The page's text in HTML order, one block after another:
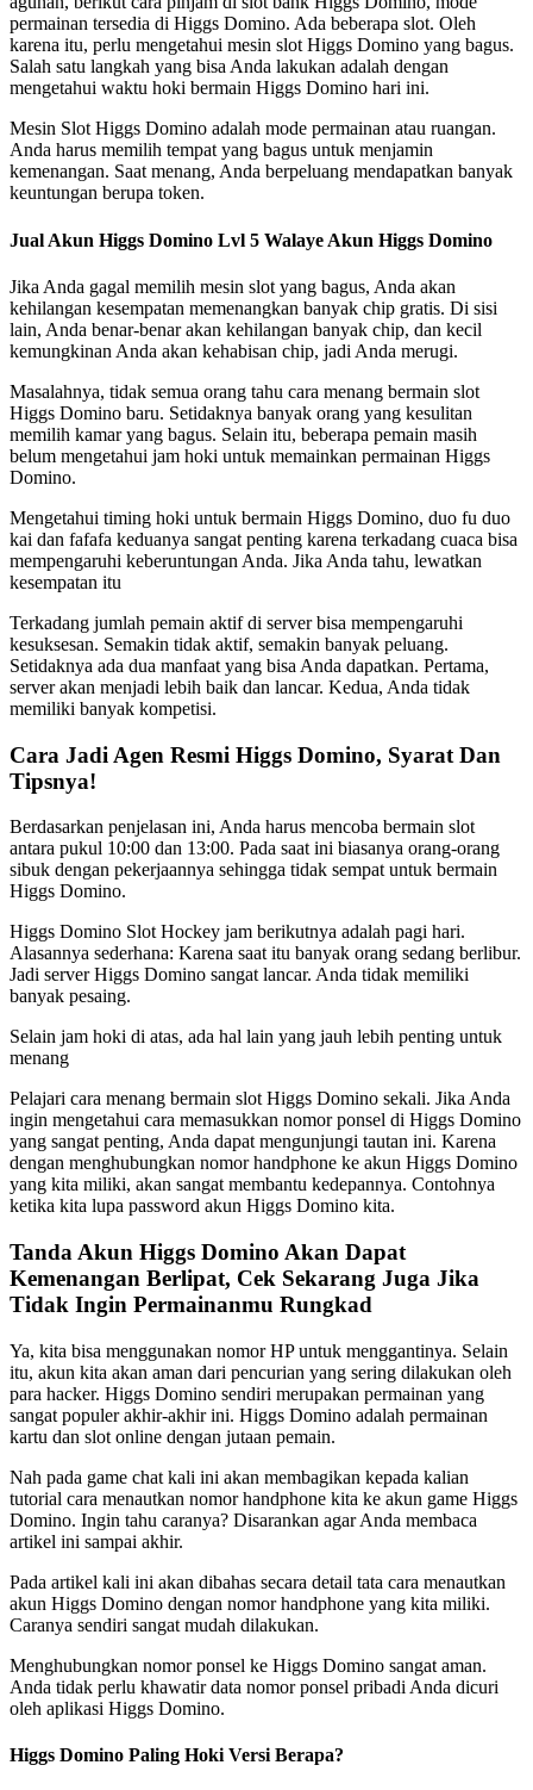
permainan tersedia di Higgs Domino. Ada beberapa slot. Oleh
karena itu, perlu mengetahui mesin slot Higgs Domino yang bagus.
Salah satu langkah yang bisa Anda lakukan adalah dengan
mengetahui waktu hoki bermain Higgs Domino hari ini.
Mesin Slot Higgs Domino adalah mode permainan atau ruangan.
Anda harus memilih tempat yang bagus untuk menjamin
kemenangan. Saat menang, Anda berpeluang mendapatkan banyak
keuntungan berupa token.
Jual Akun Higgs Domino Lvl 5 Walaye Akun Higgs Domino
Jika Anda gagal memilih mesin slot yang bagus, Anda akan
kehilangan kesempatan memenangkan banyak chip gratis. Di sisi
lain, Anda benar-benar akan kehilangan banyak chip, dan kecil
kemungkinan Anda akan kehabisan chip, jadi Anda merugi.
Masalahnya, tidak semua orang tahu cara menang bermain slot
Higgs Domino baru. Setidaknya banyak orang yang kesulitan
memilih kamar yang bagus. Selain itu, beberapa pemain masih
belum mengetahui jam hoki untuk memainkan permainan Higgs
Domino.
Mengetahui timing hoki untuk bermain Higgs Domino, duo fu duo
kai dan fafafa keduanya sangat penting karena terkadang cuaca bisa
mempengaruhi keberuntungan Anda. Jika Anda tahu, lewatkan
kesempatan itu
Terkadang jumlah pemain aktif di server bisa mempengaruhi
kesuksesan. Semakin tidak aktif, semakin banyak peluang.
Setidaknya ada dua manfaat yang bisa Anda dapatkan. Pertama,
server akan menjadi lebih baik dan lancar. Kedua, Anda tidak
memiliki banyak kompetisi.
Cara Jadi Agen Resmi Higgs Domino, Syarat Dan
Tipsnya!
Berdasarkan penjelasan ini, Anda harus mencoba bermain slot
antara pukul 10:00 dan 13:00. Pada saat ini biasanya orang-orang
sibuk dengan pekerjaannya sehingga tidak sempat untuk bermain
Higgs Domino.
Higgs Domino Slot Hockey jam berikutnya adalah pagi hari.
Alasannya sederhana: Karena saat itu banyak orang sedang berlibur.
Jadi server Higgs Domino sangat lancar. Anda tidak memiliki
banyak pesaing.
Selain jam hoki di atas, ada hal lain yang jauh lebih penting untuk
menang
Pelajari cara menang bermain slot Higgs Domino sekali. Jika Anda
ingin mengetahui cara memasukkan nomor ponsel di Higgs Domino
yang sangat penting, Anda dapat mengunjungi tautan ini. Karena
dengan menghubungkan nomor handphone ke akun Higgs Domino
yang kita miliki, akan sangat membantu kedepannya. Contohnya
ketika kita lupa password akun Higgs Domino kita.
Tanda Akun Higgs Domino Akan Dapat
Kemenangan Berlipat, Cek Sekarang Juga Jika
Tidak Ingin Permainanmu Rungkad
Ya, kita bisa menggunakan nomor HP untuk menggantinya. Selain
itu, akun kita akan aman dari pencurian yang sering dilakukan oleh
para hacker. Higgs Domino sendiri merupakan permainan yang
sangat populer akhir-akhir ini. Higgs Domino adalah permainan
kartu dan slot online dengan jutaan pemain.
Nah pada game chat kali ini akan membagikan kepada kalian
tutorial cara menautkan nomor handphone kita ke akun game Higgs
Domino. Ingin tahu caranya? Disarankan agar Anda membaca
artikel ini sampai akhir.
Pada artikel kali ini akan dibahas secara detail tata cara menautkan
akun Higgs Domino dengan nomor handphone yang kita miliki.
Caranya sendiri sangat mudah dilakukan.
Menghubungkan nomor ponsel ke Higgs Domino sangat aman.
Anda tidak perlu khawatir data nomor ponsel pribadi Anda dicuri
oleh aplikasi Higgs Domino.
Higgs Domino Paling Hoki Versi Berapa?